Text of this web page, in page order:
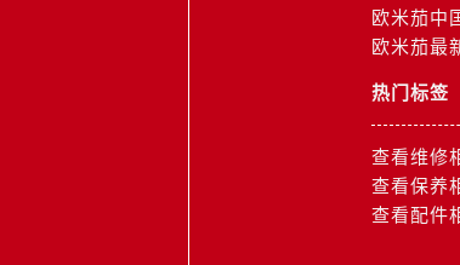
茄售后服务中心（需提前预约）
需提前预约）
（需提前预约）
2603室欧米茄售后服务中心（需提前预约）
需提前预约）
需提前预约）
（需提前预约）
欧米茄中
欧米茄最
热门标签
查看维修
查看保养
查看配件